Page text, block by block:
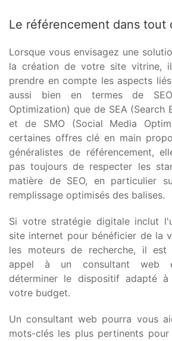
Le référencement dans tout
Lorsque vous envisagez une
la création de votre site vitrine,
prendre en compte les aspects
aussi bien en termes de
Optimization) que de SEA (Search
et de SMO (Social Media
certaines offres clé en main
généralistes de référencement,
pas toujours de respecter les
matière de SEO, en particulier
remplissage optimisés des balises.
Si votre stratégie digitale inclut
site internet pour bénéficier de la
les moteurs de recherche, il
appel à un consultant web
déterminer le dispositif adapté
votre budget.
Un consultant web pourra vous
mots-clés les plus pertinents